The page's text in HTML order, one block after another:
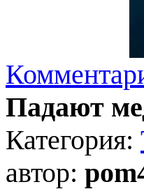
Падают
Категория:
автор: